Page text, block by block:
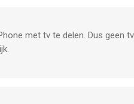
met tv te delen. Dus geen